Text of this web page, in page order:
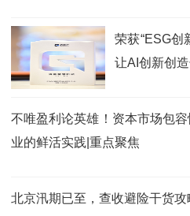
荣获“ESG创
让AI创新创
不唯盈利论英雄！资本市场包
业的鲜活实践|重点聚焦
北京汛期已至，查收避险干货攻